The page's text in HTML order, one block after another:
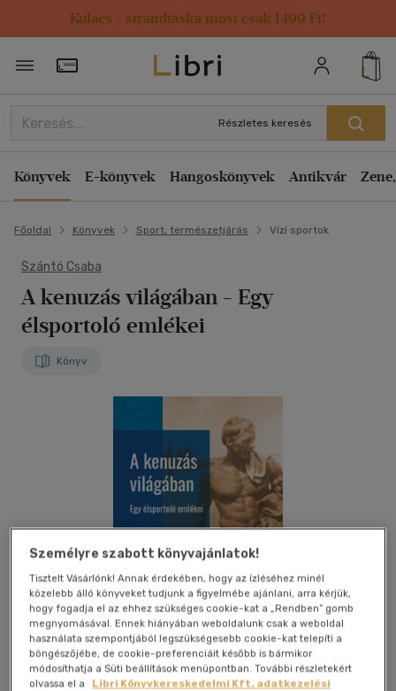
Kulacs / strandtáska most csak 1499 Ft!
Törzsvásárlói Kártya adatai
Részletes keresés
Könyvek E-könyvek Hangoskönyvek Antikvár
Főoldal Könyvek Sport, természetjárás Vízi sportok
Szántó Csaba
A kenuzás világában - Egy
élsportoló emlékei
Könyv
Személyre szabott könyvajánlatok!
Tisztelt Vásárlónk! Annak érdekében, hogy az ízléséhez minél
közelebb álló könyveket tudjunk a figyelmébe ajánlani, arra kérjük,
hogy fogadja el az ehhez szükséges cookie-kat a „Rendben” gomb
megnyomásával. Ennek hiányában weboldalunk csak a weboldal
használata szempontjából legszükségesebb cookie-kat telepíti a
böngészőjébe, de cookie-preferenciáit később is bármikor
módosíthatja a Süti beállítások menüpontban. További részletekért
olvassa el a
Libri Könyvkereskedelmi Kft. adatkezelési